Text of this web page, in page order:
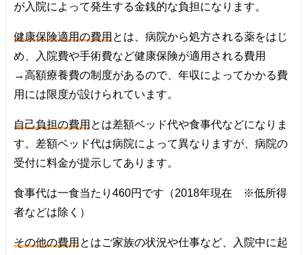
が入院によって発生する金銭的な負担になります。
健康保険適用の費用とは、病院から処方される薬をはじ
め、入院費や手術費など健康保険が適用される費用
→高額療養費の制度があるので、年収によってかかる費
用には限度が設けられています。
自己負担の費用とは差額ベッド代や食事代などになりま
す。差額ベッド代は病院によって異なりますが、病院の
受付に料金が提示してあります。
食事代は一食当たり460円です（2018年現在 ※低所得
者などは除く）
その他の費用とはご家族の状況や仕事など、入院中に起